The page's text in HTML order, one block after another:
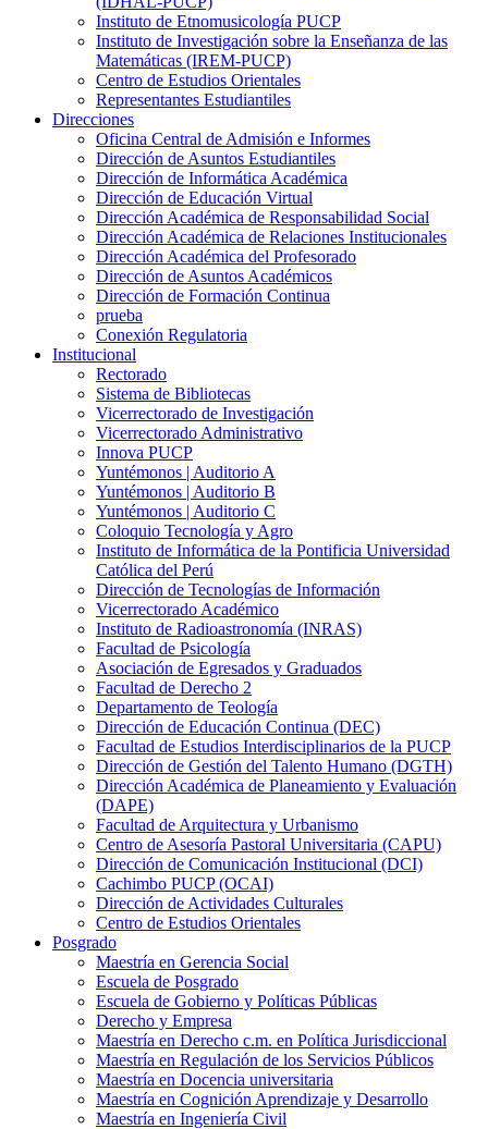
Instituto de Etnomusicología PUCP
Instituto de Investigación sobre la Enseñanza de las
Matemáticas (IREM-PUCP)
Centro de Estudios Orientales
Representantes Estudiantiles
Direcciones
Oficina Central de Admisión e Informes
Dirección de Asuntos Estudiantiles
Dirección de Informática Académica
Dirección de Educación Virtual
Dirección Académica de Responsabilidad Social
Dirección Académica de Relaciones Institucionales
Dirección Académica del Profesorado
Dirección de Asuntos Académicos
Dirección de Formación Continua
prueba
Conexión Regulatoria
Institucional
Rectorado
Sistema de Bibliotecas
Vicerrectorado de Investigación
Vicerrectorado Administrativo
Innova PUCP
Yuntémonos | Auditorio A
Yuntémonos | Auditorio B
Yuntémonos | Auditorio C
Coloquio Tecnología y Agro
Instituto de Informática de la Pontificia Universidad
Católica del Perú
Dirección de Tecnologías de Información
Vicerrectorado Académico
Instituto de Radioastronomía (INRAS)
Facultad de Psicología
Asociación de Egresados y Graduados
Facultad de Derecho 2
Departamento de Teología
Dirección de Educación Continua (DEC)
Facultad de Estudios Interdisciplinarios de la PUCP
Dirección de Gestión del Talento Humano (DGTH)
Dirección Académica de Planeamiento y Evaluación
(DAPE)
Facultad de Arquitectura y Urbanismo
Centro de Asesoría Pastoral Universitaria (CAPU)
Dirección de Comunicación Institucional (DCI)
Cachimbo PUCP (OCAI)
Dirección de Actividades Culturales
Centro de Estudios Orientales
Posgrado
Maestría en Gerencia Social
Escuela de Posgrado
Escuela de Gobierno y Políticas Públicas
Derecho y Empresa
Maestría en Derecho c.m. en Política Jurisdiccional
Maestría en Regulación de los Servicios Públicos
Maestría en Docencia universitaria
Maestría en Cognición Aprendizaje y Desarrollo
Maestría en Ingeniería Civil